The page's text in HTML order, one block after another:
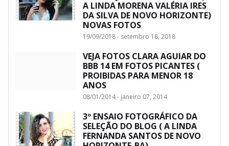
A LINDA MORENA VALÉRIA IRES
DA SILVA DE NOVO HORIZONTE)
NOVAS FOTOS
19/09/2018 - setembro 18, 2018
VEJA FOTOS CLARA AGUIAR DO
BBB 14 EM FOTOS PICANTES (
PROIBIDAS PARA MENOR 18
ANOS
08/01/2014 - janeiro 07, 2014
3º ENSAIO FOTOGRÁFICO DA
SELEÇÃO DO BLOG ( A LINDA
FERNANDA SANTOS DE NOVO